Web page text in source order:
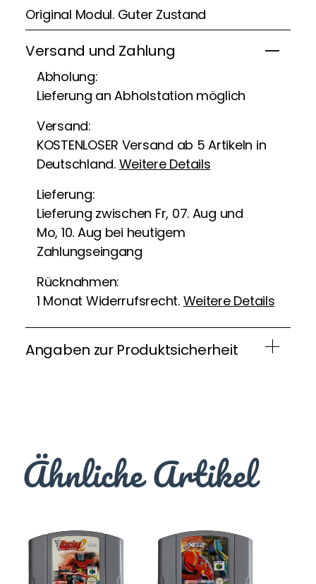
Original Modul. Guter Zustand
Versand und Zahlung
Abholung:
Lieferung an Abholstation möglich
Versand:
KOSTENLOSER Versand ab 5 Artikeln in
Deutschland. Weitere Details
Lieferung:
Lieferung zwischen Fr, 07. Aug und
Mo, 10. Aug bei heutigem
Zahlungseingang
Rücknahmen:
1 Monat Widerrufsrecht. Weitere Details
Angaben zur Produktsicherheit
Ähnliche Artikel